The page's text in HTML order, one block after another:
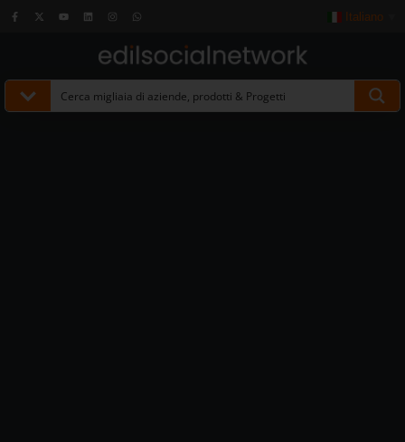
Italiano